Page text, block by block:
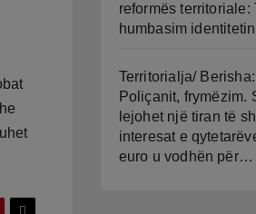
reformës territoriale:
humbasim
Territorialja/
Poliçanit, frymëzim.
lejohet një tiran të
interesat e
euro u vodhën për…